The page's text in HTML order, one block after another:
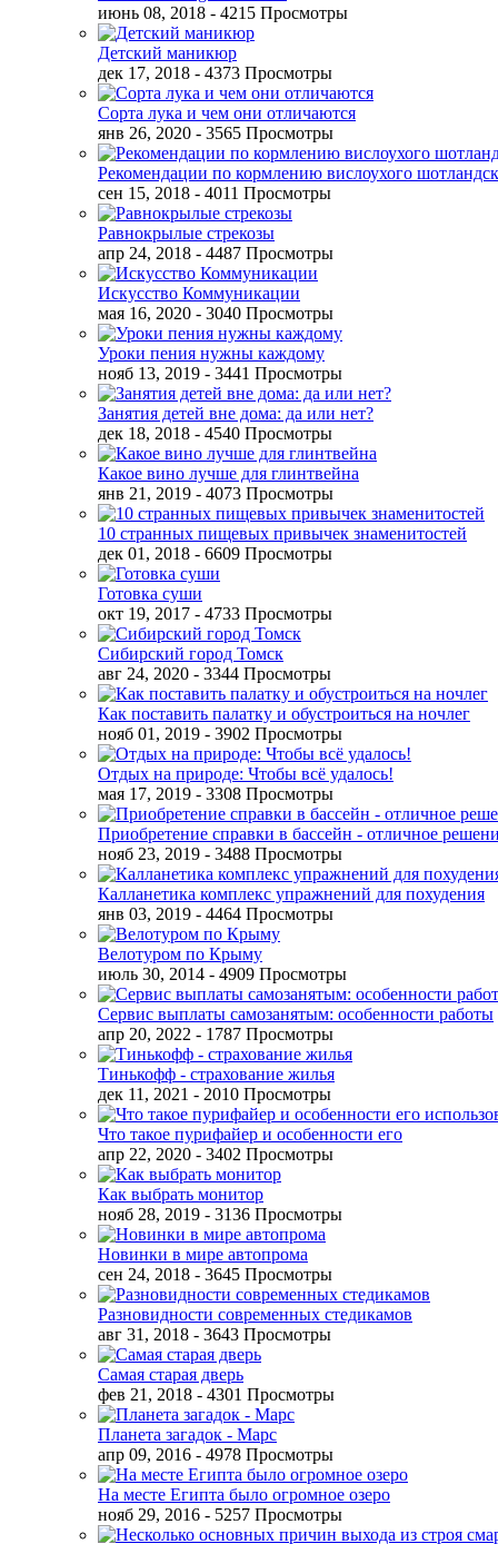
июнь 08, 2018 - 4215 Просмотры
Детский маникюр
дек 17, 2018 - 4373 Просмотры
Сорта лука и чем они отличаются
янв 26, 2020 - 3565 Просмотры
Рекомендации по кормлению вислоухого
сен 15, 2018 - 4011 Просмотры
Равнокрылые стрекозы
апр 24, 2018 - 4487 Просмотры
Искусство Коммуникации
мая 16, 2020 - 3040 Просмотры
Уроки пения нужны каждому
нояб 13, 2019 - 3441 Просмотры
Занятия детей вне дома: да или нет?
дек 18, 2018 - 4540 Просмотры
Какое вино лучше для глинтвейна
янв 21, 2019 - 4073 Просмотры
10 странных пищевых привычек знаменитостей
дек 01, 2018 - 6609 Просмотры
Готовка суши
окт 19, 2017 - 4733 Просмотры
Сибирский город Томск
авг 24, 2020 - 3344 Просмотры
Как поставить палатку и обустроиться на ночлег
нояб 01, 2019 - 3902 Просмотры
Отдых на природе: Чтобы всё удалось!
мая 17, 2019 - 3308 Просмотры
Приобретение справки в бассейн - отличное
нояб 23, 2019 - 3488 Просмотры
Калланетика комплекс упражнений для похудения
янв 03, 2019 - 4464 Просмотры
Велотуром по Крыму
июль 30, 2014 - 4909 Просмотры
Сервис выплаты самозанятым: особенности работы
апр 20, 2022 - 1787 Просмотры
Тинькофф - страхование жилья
дек 11, 2021 - 2010 Просмотры
Что такое пурифайер и особенности его
апр 22, 2020 - 3402 Просмотры
Как выбрать монитор
нояб 28, 2019 - 3136 Просмотры
Новинки в мире автопрома
сен 24, 2018 - 3645 Просмотры
Разновидности современных стедикамов
авг 31, 2018 - 3643 Просмотры
Самая старая дверь
фев 21, 2018 - 4301 Просмотры
Планета загадок - Марс
апр 09, 2016 - 4978 Просмотры
На месте Египта было огромное озеро
нояб 29, 2016 - 5257 Просмотры